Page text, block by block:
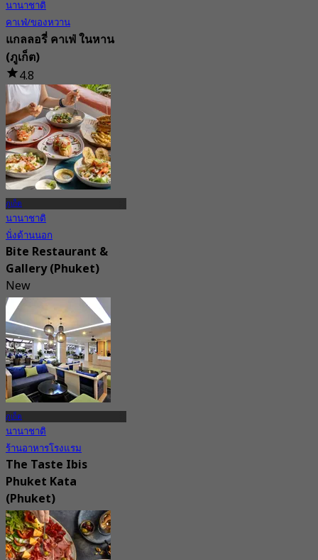
นานาชาติ
คาเฟ่/ของหวาน
แกลลอรี่ คาเฟ่ ในหาน
(ภูเก็ต)
4.8
28 การจอง
จาก฿ 430
ภูเก็ต
นานาชาติ
นั่งด้านนอก
Bite Restaurant &
Gallery (Phuket)
New
4.7
จาก฿ 324.75
ภูเก็ต
นานาชาติ
ร้านอาหารโรงแรม
The Taste Ibis
Phuket Kata
(Phuket)
New
4.3
จาก฿ 387.5